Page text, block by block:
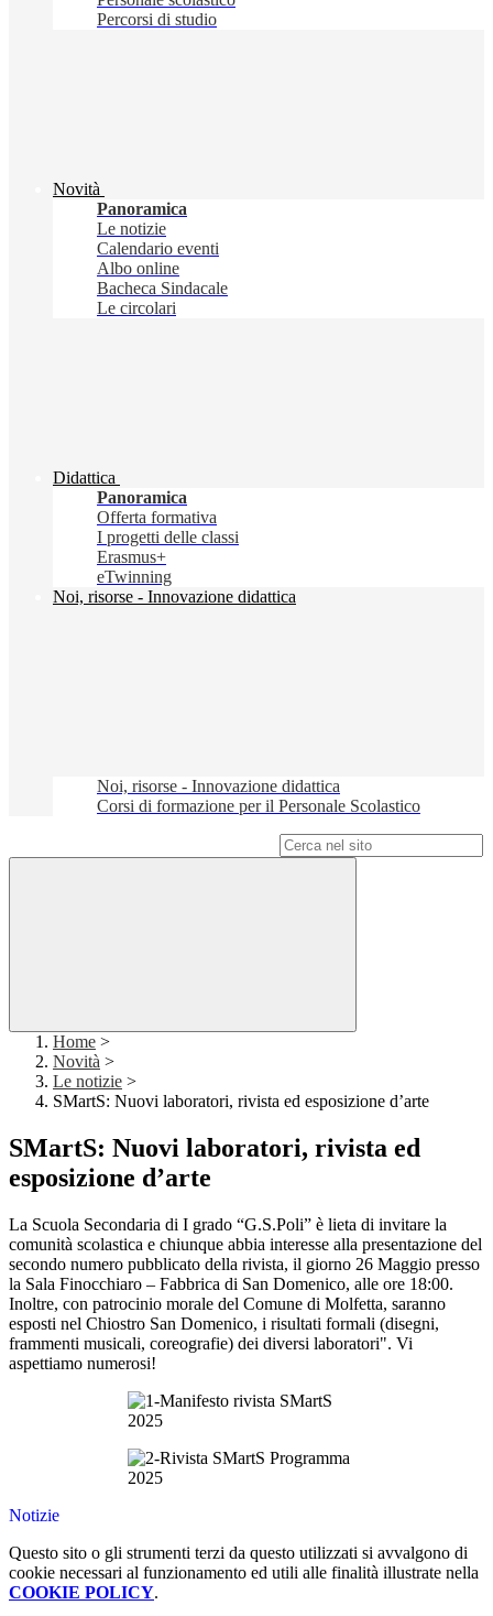
Percorsi di studio
Novità
Panoramica
Le notizie
Calendario eventi
Albo online
Bacheca Sindacale
Le circolari
Didattica
Panoramica
Offerta formativa
I progetti delle classi
Erasmus+
eTwinning
Noi, risorse - Innovazione didattica
Noi, risorse - Innovazione didattica
Corsi di formazione per il Personale Scolastico
Home >
Novità >
Le notizie >
SMartS: Nuovi laboratori, rivista ed esposizione d’arte
SMartS: Nuovi laboratori, rivista ed
esposizione d’arte
La Scuola Secondaria di I grado “G.S.Poli” è lieta di invitare la
comunità scolastica e chiunque abbia interesse alla presentazione del
secondo numero pubblicato della rivista, il giorno 26 Maggio presso
la Sala Finocchiaro – Fabbrica di San Domenico, alle ore 18:00.
Inoltre, con patrocinio morale del Comune di Molfetta, saranno
esposti nel Chiostro San Domenico, i risultati formali (disegni,
frammenti musicali, coreografie) dei diversi laboratori". Vi
aspettiamo numerosi!
Notizie
Questo sito o gli strumenti terzi da questo utilizzati si avvalgono di
cookie necessari al funzionamento ed utili alle finalità illustrate nella
COOKIE POLICY.